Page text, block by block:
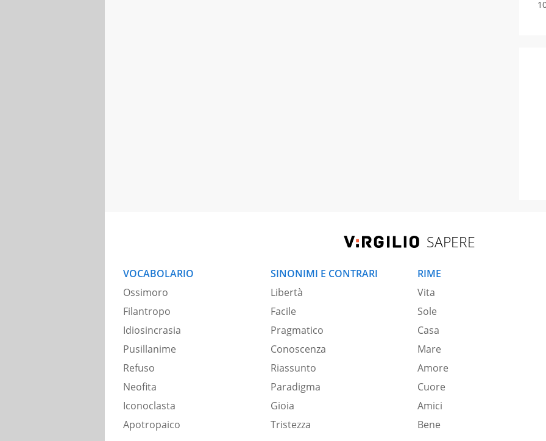
SAPERE
VOCABOLARIO
Ossimoro
Filantropo
Idiosincrasia
Pusillanime
Refuso
Neofita
Iconoclasta
Apotropaico
SINONIMI E CONTRARI
Libertà
Facile
Pragmatico
Conoscenza
Riassunto
Paradigma
Gioia
Tristezza
RIME
Vita
Sole
Casa
Mare
Amore
Cuore
Amici
Bene